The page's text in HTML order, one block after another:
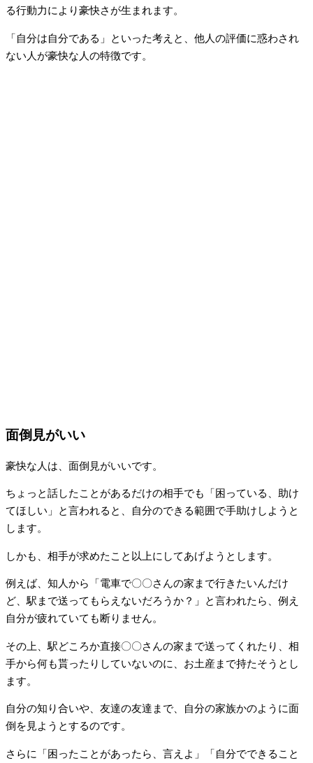
る行動力により豪快さが生まれます。
「自分は自分である」といった考えと、他人の評価に惑わされ
ない人が豪快な人の特徴です。
面倒見がいい
豪快な人は、面倒見がいいです。
ちょっと話したことがあるだけの相手でも「困っている、助け
てほしい」と言われると、自分のできる範囲で手助けしようと
します。
しかも、相手が求めたこと以上にしてあげようとします。
例えば、知人から「電車で〇〇さんの家まで行きたいんだけ
ど、駅まで送ってもらえないだろうか？」と言われたら、例え
自分が疲れていても断りません。
その上、駅どころか直接〇〇さんの家まで送ってくれたり、相
手から何も貰ったりしていないのに、お土産まで持たそうとし
ます。
自分の知り合いや、友達の友達まで、自分の家族かのように面
倒を見ようとするのです。
さらに「困ったことがあったら、言えよ」「自分でできること